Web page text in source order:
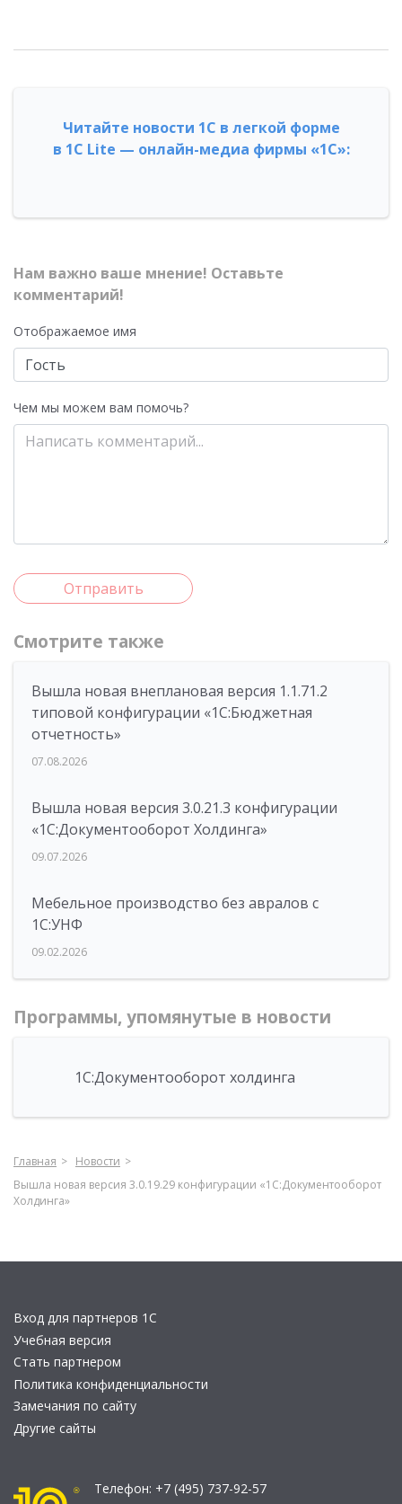
Читайте новости 1С в легкой форме
в 1С Lite — онлайн-медиа фирмы «1С»:
Нам важно ваше мнение! Оставьте
комментарий!
Отображаемое имя
Чем мы можем вам помочь?
Отправить
Смотрите также
Вышла новая внеплановая версия 1.1.71.2
типовой конфигурации «1C:Бюджетная
отчетность»
07.08.2026
Вышла новая версия 3.0.21.3 конфигурации
«1С:Документооборот Холдинга»
09.07.2026
Мебельное производство без авралов с
1С:УНФ
09.02.2026
Программы, упомянутые в новости
1С:Документооборот холдинга
Главная
Новости
Вышла новая версия 3.0.19.29 конфигурации «1С:Документооборот
Холдинга»
Вход для партнеров 1С
Учебная версия
Стать партнером
Политика конфиденциальности
Замечания по сайту
Другие сайты
Телефон: +7 (495) 737-92-57